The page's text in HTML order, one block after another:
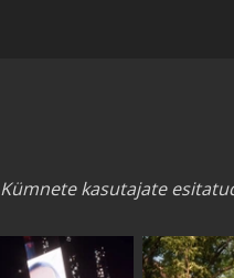
Kümnete kasutajate